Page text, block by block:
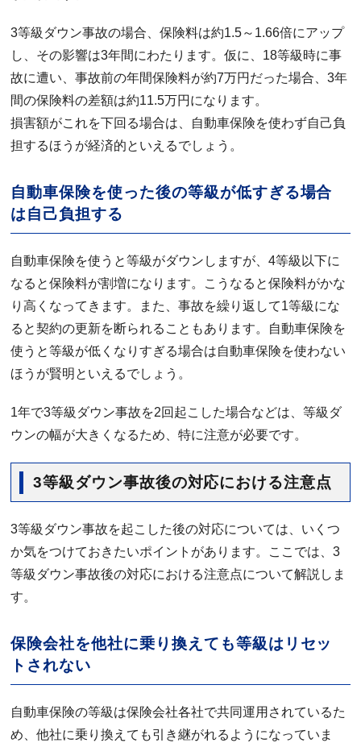
3等級ダウン事故の場合、保険料は約1.5～1.66倍にアップ
し、その影響は3年間にわたります。仮に、18等級時に事
故に遭い、事故前の年間保険料が約7万円だった場合、3年
間の保険料の差額は約11.5万円になります。
損害額がこれを下回る場合は、自動車保険を使わず自己負
担するほうが経済的といえるでしょう。
自動車保険を使った後の等級が低すぎる場合
は自己負担する
自動車保険を使うと等級がダウンしますが、4等級以下に
なると保険料が割増になります。こうなると保険料がかな
り高くなってきます。また、事故を繰り返して1等級にな
ると契約の更新を断られることもあります。自動車保険を
使うと等級が低くなりすぎる場合は自動車保険を使わない
ほうが賢明といえるでしょう。
1年で3等級ダウン事故を2回起こした場合などは、等級ダ
ウンの幅が大きくなるため、特に注意が必要です。
3等級ダウン事故後の対応における注意点
3等級ダウン事故を起こした後の対応については、いくつ
か気をつけておきたいポイントがあります。ここでは、3
等級ダウン事故後の対応における注意点について解説しま
す。
保険会社を他社に乗り換えても等級はリセッ
トされない
自動車保険の等級は保険会社各社で共同運用されているた
め、他社に乗り換えても引き継がれるようになっていま